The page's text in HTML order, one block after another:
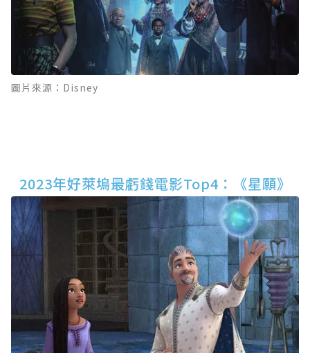
圖片來源：Disney
2023年好萊塢最虧錢電影Top4：《星願》